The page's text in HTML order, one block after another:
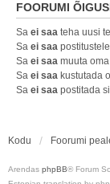
FOORUMI
Sa ei saa teha uusi
Sa ei saa
Sa ei saa muuta
Sa ei saa kustutada
Sa ei saa postitada
Kodu Foorumi
Arendas phpBB® Forum